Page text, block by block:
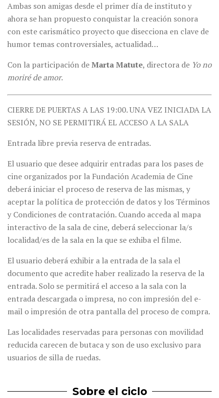
Ambas son amigas desde el primer día de instituto y
ahora se han propuesto conquistar la creación sonora
con este carismático proyecto que disecciona en clave de
humor temas controversiales, actualidad…
Con la participación deMarta Matute, directora de Yo no
moriré de amor.
CIERRE DE PUERTAS A LAS 19:00. UNA VEZ INICIADA LA
SESIÓN, NO SE PERMITIRÁ EL ACCESO A LA SALA
Entrada libre previa reserva de entradas.
El usuario que desee adquirir entradas para los pases de
cine organizados por la Fundación Academia de Cine
deberá iniciar el proceso de reserva de las mismas, y
aceptar la política de protección de datos y los Términos
y Condiciones de contratación. Cuando acceda al mapa
interactivo de la sala de cine, deberá seleccionar la/s
localidad/es de la sala en la que se exhiba el filme.
El usuario deberá exhibir a la entrada de la sala el
documento que acredite haber realizado la reserva de la
entrada. Solo se permitirá el acceso a la sala con la
entrada descargada o impresa, no con impresión del e-
mail o impresión de otra pantalla del proceso de compra.
Las localidades reservadas para personas con movilidad
reducida carecen de butaca y son de uso exclusivo para
usuarios de silla de ruedas.
Sobre el ciclo